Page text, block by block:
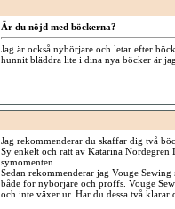
Är du nöjd med böckerna?
Jag är också nybörjare och letar efter
hunnit bläddra lite i dina nya böcker är
Jag rekommenderar du skaffar dig två
Sy enkelt och rätt av Katarina
symomenten.
Sedan rekommenderar jag Vouge
både för nybörjare och proffs. Vouge
och inte växer ur. Har du dessa två klarar